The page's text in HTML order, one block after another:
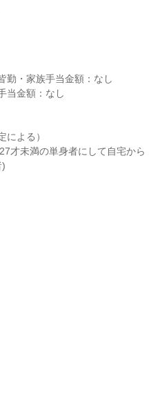
勤・家族手当金額：なし
当金額：なし
による）
才未満の単身者にして自宅から
)